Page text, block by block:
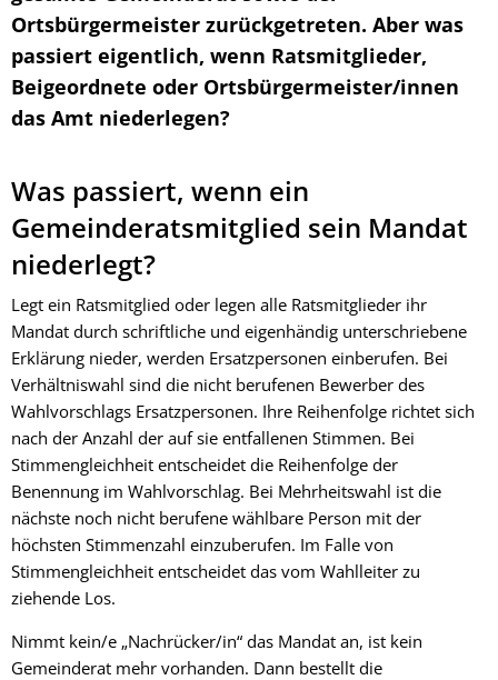
Ortsbürgermeister zurückgetreten. Aber was
passiert eigentlich, wenn Ratsmitglieder,
Beigeordnete oder Ortsbürgermeister/innen
das Amt niederlegen?
Was passiert, wenn ein
Gemeinderatsmitglied sein Mandat
niederlegt?
Legt ein Ratsmitglied oder legen alle Ratsmitglieder ihr
Mandat durch schriftliche und eigenhändig unterschriebene
Erklärung nieder, werden Ersatzpersonen einberufen. Bei
Verhältniswahl sind die nicht berufenen Bewerber des
Wahlvorschlags Ersatzpersonen. Ihre Reihenfolge richtet sich
nach der Anzahl der auf sie entfallenen Stimmen. Bei
Stimmengleichheit entscheidet die Reihenfolge der
Benennung im Wahlvorschlag. Bei Mehrheitswahl ist die
nächste noch nicht berufene wählbare Person mit der
höchsten Stimmenzahl einzuberufen. Im Falle von
Stimmengleichheit entscheidet das vom Wahlleiter zu
ziehende Los.
Nimmt kein/e „Nachrücker/in“ das Mandat an, ist kein
Gemeinderat mehr vorhanden. Dann bestellt die